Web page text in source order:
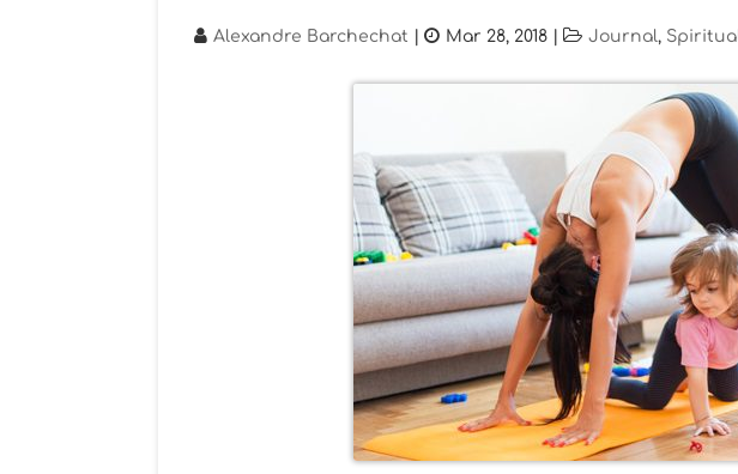
Alexandre Barchechat Mar 28, 2018 Journal,